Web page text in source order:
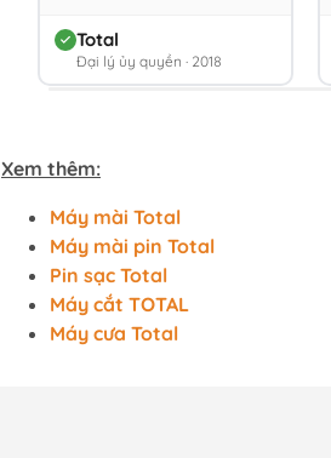
Total
Đại lý ủy quyền · 2018
Xem thêm:
Máy mài Total
Máy mài pin Total
Pin sạc Total
Máy cắt TOTAL
Máy cưa Total